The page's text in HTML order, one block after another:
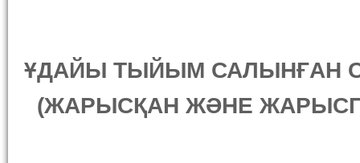
ҰДАЙЫ ТЫЙЫМ САЛЫНҒАН
(ЖАРЫСҚАН ЖӘНЕ